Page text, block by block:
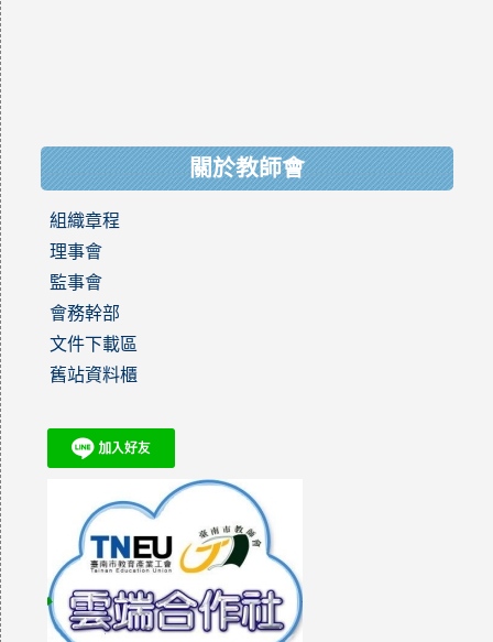
關於教師會
組織章程
理事會
監事會
會務幹部
文件下載區
舊站資料櫃